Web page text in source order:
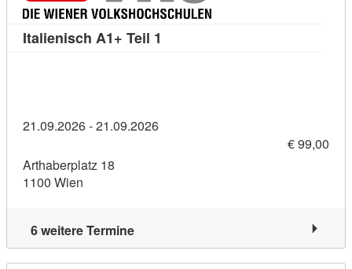
Italienisch A1+ Teil 1
21.09.2026 - 21.09.2026
€ 99,00
Arthaberplatz 18
1100 Wien
6 weitere Termine